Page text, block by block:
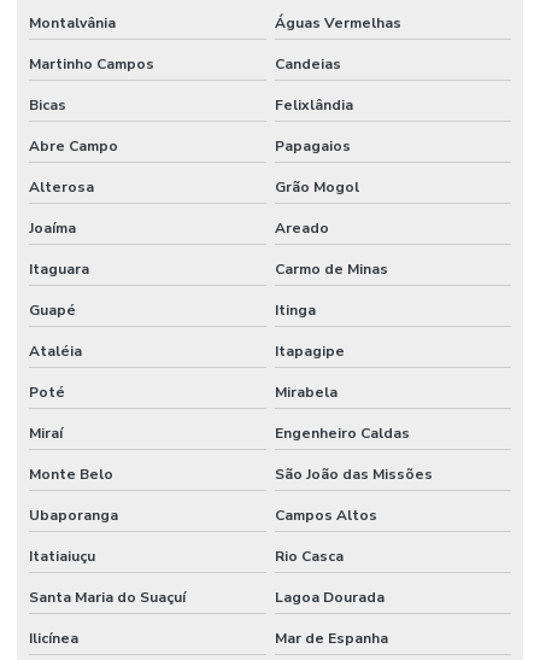
Montalvânia Águas Vermelhas
Martinho Campos Candeias
Bicas Felixlândia
Abre Campo Papagaios
Alterosa Grão Mogol
Joaíma Areado
Itaguara Carmo de Minas
Guapé Itinga
Ataléia Itapagipe
Poté Mirabela
Miraí Engenheiro Caldas
Monte Belo São João das Missões
Ubaporanga Campos Altos
Itatiaiuçu Rio Casca
Santa Maria do Suaçuí Lagoa Dourada
Ilicínea Mar de Espanha